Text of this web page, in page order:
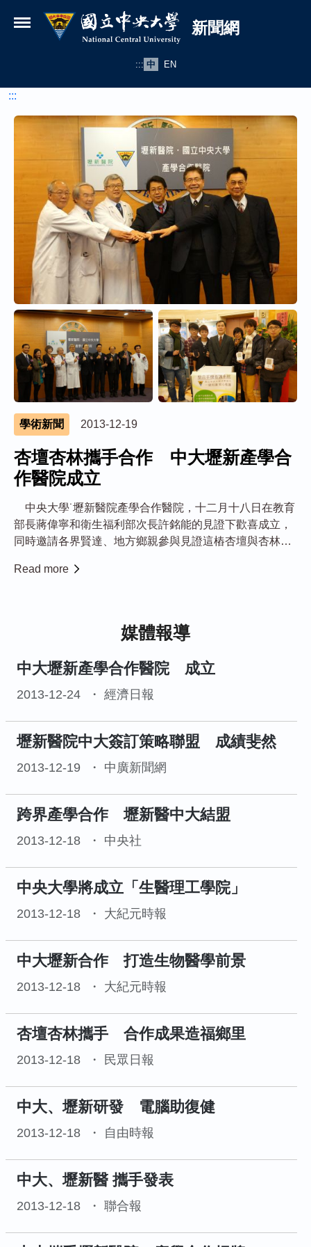
國立中央大學新聞網
新聞網
::: 中 EN
:::
學術新聞 2013-12-19
杏壇杏林攜手合作 中大壢新產學合
作醫院成立
中央大學˙壢新醫院產學合作醫院，十二月十八日在教育
部長蔣偉寧和衛生福利部次長許銘能的見證下歡喜成立，
同時邀請各界賢達、地方鄉親參與見證這樁杏壇與杏林攜
許結合壢新醫院的豐沛醫療資源和臨床經驗，在學術研
Read more
媒體報導
中大壢新產學合作醫院 成立
2013-12-24 經濟日報
壢新醫院中大簽訂策略聯盟 成績斐然
2013-12-19 中廣新聞網
跨界產學合作 壢新醫中大結盟
2013-12-18 中央社
中央大學將成立「生醫理工學院」
2013-12-18 大紀元時報
中大壢新合作 打造生物醫學前景
2013-12-18 大紀元時報
杏壇杏林攜手 合作成果造福鄉里
2013-12-18 民眾日報
中大、壢新研發 電腦助復健
2013-12-18 自由時報
中大、壢新醫 攜手發表
2013-12-18 聯合報